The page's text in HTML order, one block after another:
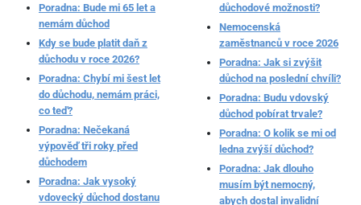
Poradna: Bude mi 65 let a
nemám důchod
Kdy se bude platit daň z
důchodu v roce 2026?
Poradna: Chybí mi šest let
do důchodu, nemám práci,
co teď?
Poradna: Nečekaná
výpověď tři roky před
důchodem
Poradna: Jak vysoký
vdovecký důchod dostanu
důchodové možnosti?
Nemocenská
zaměstnanců v roce 2026
Poradna: Jak si zvýšit
důchod na poslední chvíli?
Poradna: Budu vdovský
důchod pobírat trvale?
Poradna: O kolik se mi od
ledna zvýší důchod?
Poradna: Jak dlouho
musím být nemocný,
abych dostal invalidní